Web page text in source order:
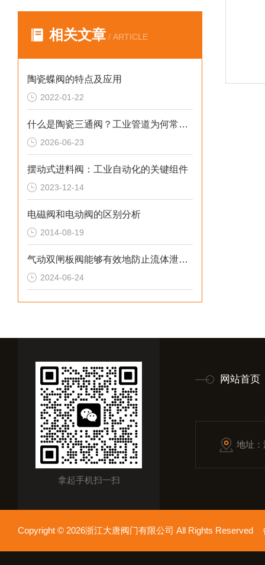
相关文章 / ARTICLE
陶瓷蝶阀的特点及应用
2022-01-22
什么是陶瓷三通阀？工业管道为何常用这款阀门？
2026-06-23
摆动式进料阀：工业自动化的关键组件
2023-12-14
电磁阀和电动阀的区别分析
2014-08-19
气动双闸板阀能够有效地防止流体泄漏，确保系统的密封性能
2024-06-24
拿起手机扫一扫
网站首页
地址
Copyright © 2026浙江大唐阀门有限公司 All Rights Reserved